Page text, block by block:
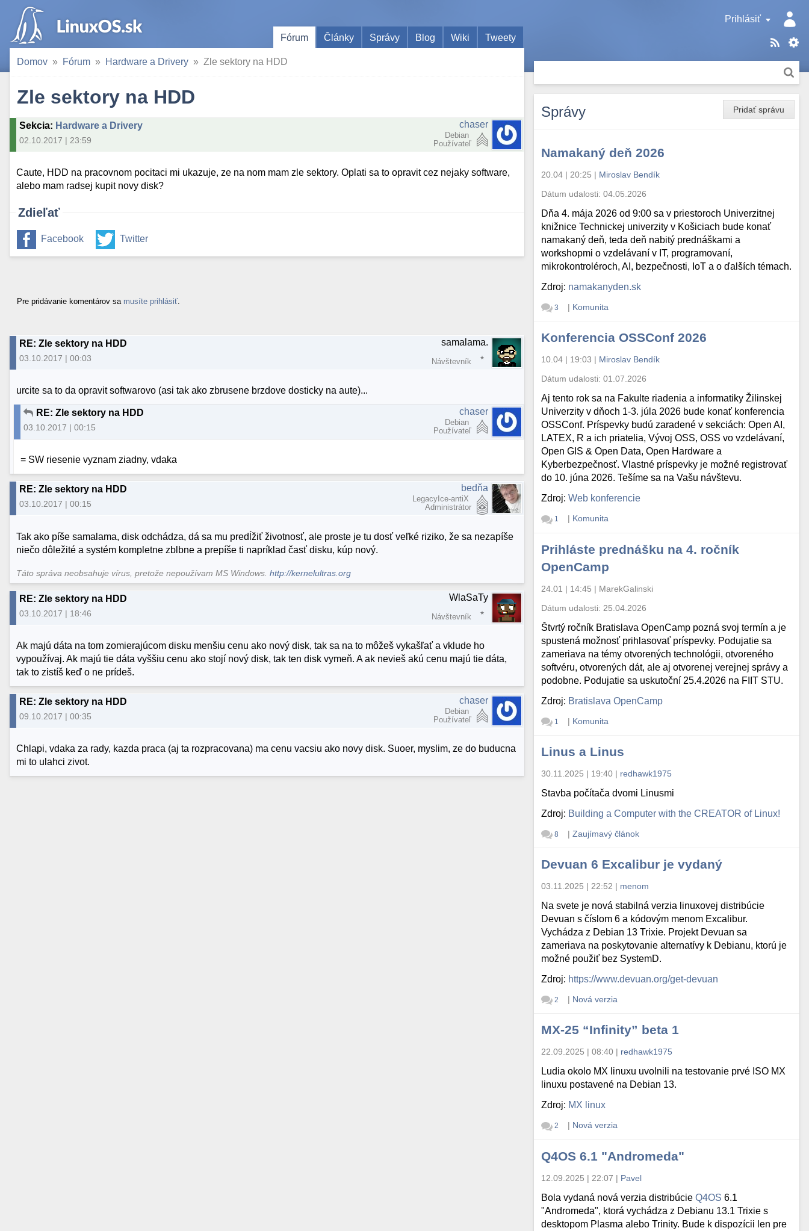
Prihlásiť
Fórum
Články Správy Blog Wiki Tweety
Domov Fórum Hardware a Drivery Zle sektory na HDD
Zle sektory na HDD
Sekcia: Hardware a Drivery
02.10.2017 | 23:59
chaser
Debian
Používateľ
Caute, HDD na pracovnom pocitaci mi ukazuje, ze na nom mam zle sektory. Oplati sa to opravit cez nejaky software,
alebo mam radsej kupit novy disk?
Zdieľať
Facebook Twitter
Pre pridávanie komentárov sa musíte prihlásiť
RE: Zle sektory na HDD
03.10.2017 | 00:03
samalama.
Návštevník
urcite sa to da opravit softwarovo (asi tak ako zbrusene brzdove dosticky na aute)...
RE: Zle sektory na HDD
03.10.2017 | 00:15
chaser
Debian
Používateľ
= SW riesenie vyznam ziadny, vdaka
RE: Zle sektory na HDD
03.10.2017 | 00:15
bedňa
LegacyIce-antiX
Administrátor
Tak ako píše samalama, disk odchádza, dá sa mu predĺžiť životnosť, ale proste je tu dosť veľké riziko, že sa nezapíše
niečo dôležité a systém kompletne zblbne a prepíše ti napríklad časť disku, kúp nový.
Táto správa neobsahuje vírus, pretože nepoužívam MS Windows.http://kernelultras.org
RE: Zle sektory na HDD
03.10.2017 | 18:46
WlaSaTy
Návštevník
Ak majú dáta na tom zomierajúcom disku menšiu cenu ako nový disk, tak sa na to môžeš vykašľať a vklude ho
vypoužívaj. Ak majú tie dáta vyššiu cenu ako stojí nový disk, tak ten disk vymeň. A ak nevieš akú cenu majú tie dáta,
tak to zistíš keď o ne prídeš.
RE: Zle sektory na HDD
09.10.2017 | 00:35
chaser
Debian
Používateľ
Chlapi, vdaka za rady, kazda praca (aj ta rozpracovana) ma cenu vacsiu ako novy disk. Suoer, myslim, ze do buducna
mi to ulahci zivot.
Pridať správu
Správy
Namakaný deň 2026
20.04 | 20:25 | Miroslav Bendík
Dátum udalosti:04.05.2026
Dňa 4. mája 2026 od 9:00 sa v priestoroch Univerzitnej
knižnice Technickej univerzity v Košiciach bude konať
namakaný deň, teda deň nabitý prednáškami a
workshopmi o vzdelávaní v IT, programovaní,
mikrokontroléroch, AI, bezpečnosti, IoT a o ďalších témach.
Zdroj: namakanyden.sk
3 | Komunita
Konferencia OSSConf 2026
10.04 | 19:03 | Miroslav Bendík
Dátum udalosti:01.07.2026
Aj tento rok sa na Fakulte riadenia a informatiky Žilinskej
Univerzity v dňoch 1-3. júla 2026 bude konať konferencia
OSSConf. Príspevky budú zaradené v sekciách: Open AI,
LATEX, R a ich priatelia, Vývoj OSS, OSS vo vzdelávaní,
Open GIS & Open Data, Open Hardware a
Kyberbezpečnosť. Vlastné príspevky je možné registrovať
do 10. júna 2026. Tešíme sa na Vašu návštevu.
Zdroj:Web konferencie
1 | Komunita
Prihláste prednášku na 4. ročník
OpenCamp
24.01 | 14:45 | MarekGalinski
Dátum udalosti: 25.04.2026
Štvrtý ročník Bratislava OpenCamp pozná svoj termín a je
spustená možnosť prihlasovať príspevky. Podujatie sa
zameriava na témy otvorených technológii, otvoreného
softvéru, otvorených dát, ale aj otvorenej verejnej správy a
podobne. Podujatie sa uskutoční 25.4.2026 na FIIT STU.
Zdroj: Bratislava OpenCamp
1 | Komunita
Linus a Linus
30.11.2025 | 19:40 | redhawk1975
Stavba počítača dvomi Linusmi
Zdroj: Building a Computer with the CREATOR of Linux!
8 | Zaujímavý článok
Devuan 6 Excalibur je vydaný
03.11.2025 | 22:52 | menom
Na svete je nová stabilná verzia linuxovej distribúcie
Devuan s číslom 6 a kódovým menom Excalibur.
Vychádza z Debian 13 Trixie. Projekt Devuan sa
zameriava na poskytovanie alternatívy k Debianu, ktorú je
možné použiť bez SystemD.
Zdroj: https://www.devuan.org/get-devuan
2 | Nová verzia
MX-25 “Infinity” beta 1
22.09.2025 | 08:40 | redhawk1975
Ludia okolo MX linuxu uvolnili na testovanie prvé ISO MX
linuxu postavené na Debian 13.
Zdroj: MX linux
2 | Nová verzia
Q4OS 6.1 "Andromeda"
12.09.2025 | 22:07 | Pavel
Bola vydaná nová verzia distribúcieQ4OS 6.1
"Andromeda", ktorá vychádza z Debianu 13.1 Trixie s
desktopom Plasma alebo Trinity. Bude k dispozícii len pre